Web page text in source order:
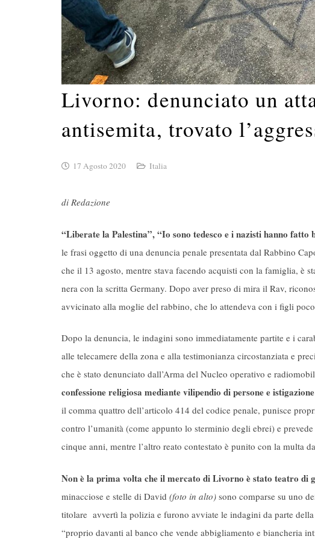
Livorno: denunciato un
antisemita, trovato
17 Agosto 2020 Italia
di Redazione
“Liberate la Palestina”, “Io sono tedesco e i nazisti hanno
le frasi oggetto di una denuncia penale presentata dal Rabbino
che il 13 agosto, mentre stava facendo acquisti con la famiglia, è
nera con la scritta Germany. Dopo aver preso di mira il Rav,
avvicinato alla moglie del rabbino, che lo attendeva con i figli
Dopo la denuncia, le indagini sono immediatamente partite e i
alle telecamere della zona e alla testimonianza circostanziata e
che è stato denunciato dall’Arma del Nucleo operativo e
confessione religiosa mediante vilipendio di persone e
il comma quattro dell’articolo 414 del codice penale, punisce
contro l’umanità (come appunto lo sterminio degli ebrei) e
cinque anni, mentre l’altro reato contestato è punito con la multa
Non è la prima volta che il mercato di Livorno è stato teatro di
minacciose e stelle di David (foto in alto) sono comparse su uno
titolare avvertì la polizia e furono avviate le indagini da parte
“proprio davanti al banco che vende abbigliamento e biancheria